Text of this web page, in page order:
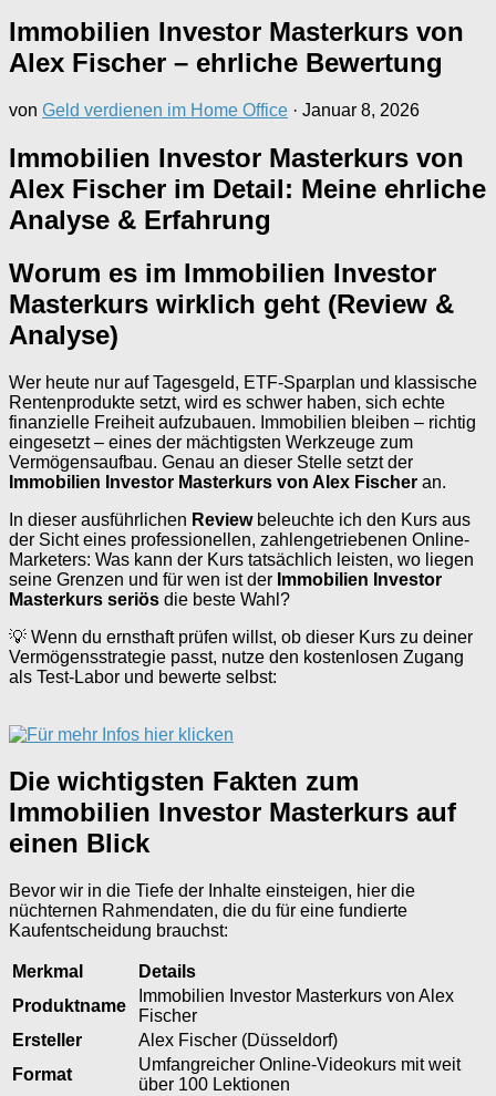
Immobilien Investor Masterkurs von
Alex Fischer – ehrliche Bewertung
von Geld verdienen im Home Office · Januar 8, 2026
Immobilien Investor Masterkurs von
Alex Fischer im Detail: Meine ehrliche
Analyse & Erfahrung
Worum es im Immobilien Investor
Masterkurs wirklich geht (Review &
Analyse)
Wer heute nur auf Tagesgeld, ETF-Sparplan und klassische
Rentenprodukte setzt, wird es schwer haben, sich echte
finanzielle Freiheit aufzubauen. Immobilien bleiben – richtig
eingesetzt – eines der mächtigsten Werkzeuge zum
Vermögensaufbau. Genau an dieser Stelle setzt der
Immobilien Investor Masterkurs von Alex Fischer an.
In dieser ausführlichen Reviewbeleuchte ich den Kurs aus
der Sicht eines professionellen, zahlengetriebenen Online-
Marketers: Was kann der Kurs tatsächlich leisten, wo liegen
seine Grenzen und für wen ist der Immobilien Investor
Masterkurs seriös die beste Wahl?
💡 Wenn du ernsthaft prüfen willst, ob dieser Kurs zu deiner
Vermögensstrategie passt, nutze den kostenlosen Zugang
als Test-Labor und bewerte selbst:
Die wichtigsten Fakten zum
Immobilien Investor Masterkurs auf
einen Blick
Bevor wir in die Tiefe der Inhalte einsteigen, hier die
nüchternen Rahmendaten, die du für eine fundierte
Kaufentscheidung brauchst:
Merkmal
Details
Produktname
Immobilien Investor Masterkurs von Alex
Fischer
Ersteller
Alex Fischer (Düsseldorf)
Format
Umfangreicher Online-Videokurs mit weit
über 100 Lektionen